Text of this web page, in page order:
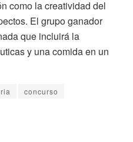
como la creatividad del
El grupo ganador
que incluirá la
y una comida en un
concurso